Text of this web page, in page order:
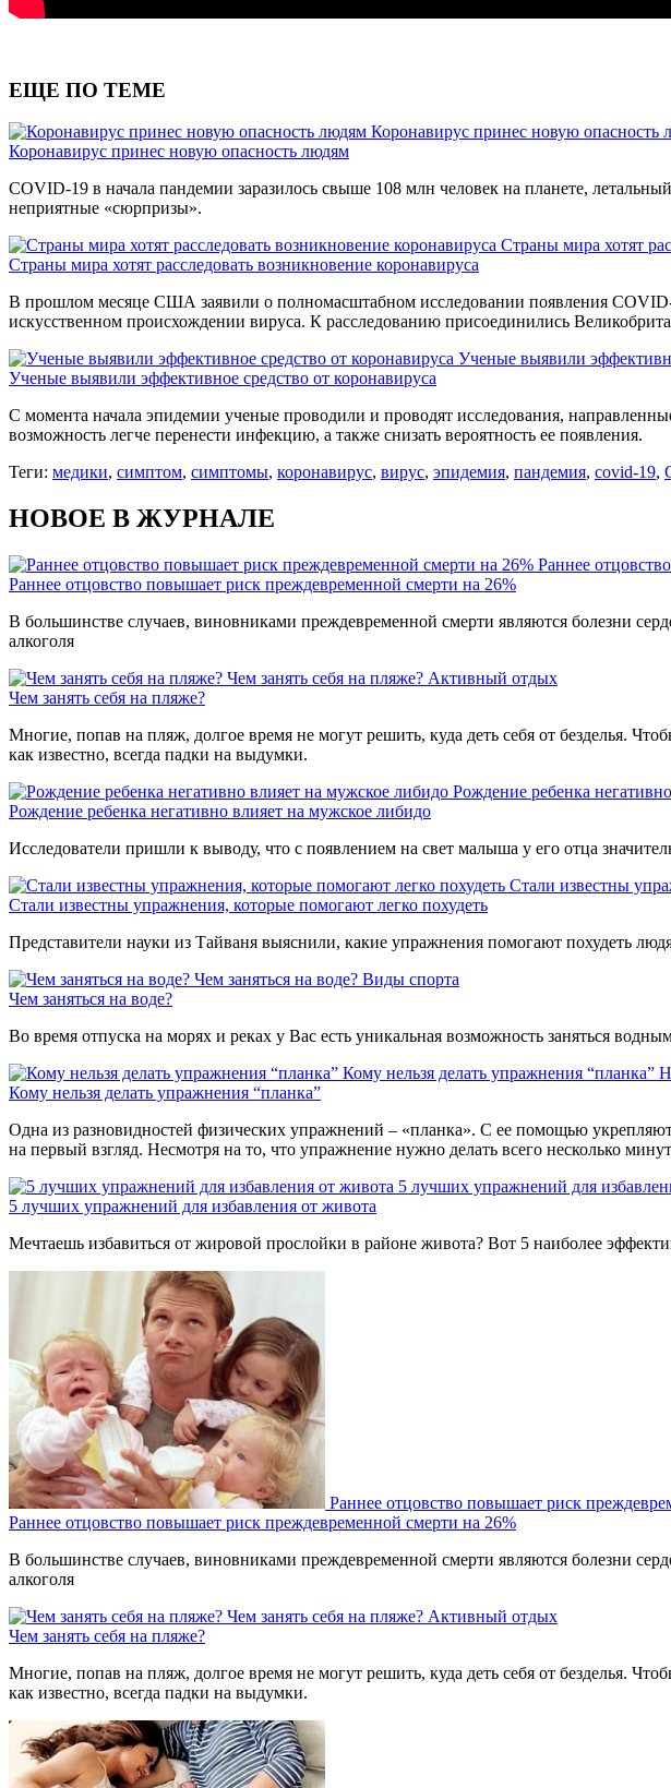
ЕЩЕ ПО ТЕМЕ
Коронавирус принес новую опасность
Коронавирус принес новую опасность людям
COVID-19 в начала пандемии заразилось свыше 108 млн человек на планете,
неприятные «сюрпризы».
Страны мира хотят
Страны мира хотят расследовать возникновение коронавируса
В прошлом месяце США заявили о полномасштабном исследовании появления
искусственном происхождении вируса. К расследованию присоединились
Ученые выявили
Ученые выявили эффективное средство от коронавируса
С момента начала эпидемии ученые проводили и проводят исследования,
возможность легче перенести инфекцию, а также снизать вероятность ее появления.
Теги: медики, симптом, симптомы, коронавирус, вирус, эпидемия, пандемия, covid-19,
НОВОЕ В ЖУРНАЛЕ
Раннее
Раннее отцовство повышает риск преждевременной смерти на 26%
В большинстве случаев, виновниками преждевременной смерти являются болезни
алкоголя
Чем занять себя на пляже? Активный отдых
Чем занять себя на пляже?
Многие, попав на пляж, долгое время не могут решить, куда деть себя от безделья.
как известно, всегда падки на выдумки.
Рождение ребенка
Рождение ребенка негативно влияет на мужское либидо
Исследователи пришли к выводу, что с появлением на свет малыша у его отца
Стали известны
Стали известны упражнения, которые помогают легко похудеть
Представители науки из Тайваня выяснили, какие упражнения помогают похудеть
Чем заняться на воде? Виды спорта
Чем заняться на воде?
Во время отпуска на морях и реках у Вас есть уникальная возможность заняться
Кому нельзя делать упражнения “планка”
Кому нельзя делать упражнения “планка”
Одна из разновидностей физических упражнений – «планка». С ее помощью
на первый взгляд. Несмотря на то, что упражнение нужно делать всего несколько
5 лучших упражнений для
5 лучших упражнений для избавления от живота
Мечтаешь избавиться от жировой прослойки в районе живота? Вот 5 наиболее
Раннее отцовство повышает риск
Раннее отцовство повышает риск преждевременной смерти на 26%
В большинстве случаев, виновниками преждевременной смерти являются болезни
алкоголя
Чем занять себя на пляже? Активный отдых
Чем занять себя на пляже?
Многие, попав на пляж, долгое время не могут решить, куда деть себя от безделья.
как известно, всегда падки на выдумки.